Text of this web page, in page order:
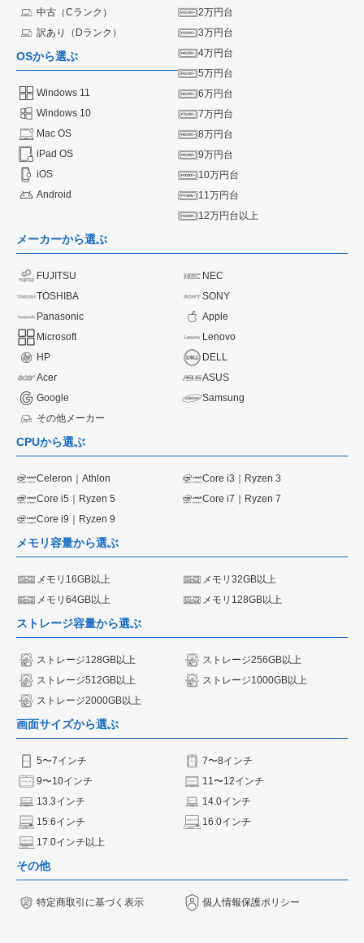
中古（Cランク）
訳あり（Dランク）
OSから選ぶ
Windows 11
Windows 10
Mac OS
iPad OS
iOS
Android
2万円台
3万円台
4万円台
5万円台
6万円台
7万円台
8万円台
9万円台
10万円台
11万円台
12万円台以上
メーカーから選ぶ
FUJITSU
NEC
TOSHIBA
SONY
Panasonic
Apple
Microsoft
Lenovo
HP
DELL
Acer
ASUS
Google
Samsung
その他メーカー
CPUから選ぶ
Celeron｜Athlon
Core i3｜Ryzen 3
Core i5｜Ryzen 5
Core i7｜Ryzen 7
Core i9｜Ryzen 9
メモリ容量から選ぶ
メモリ16GB以上
メモリ32GB以上
メモリ64GB以上
メモリ128GB以上
ストレージ容量から選ぶ
ストレージ128GB以上
ストレージ256GB以上
ストレージ512GB以上
ストレージ1000GB以上
ストレージ2000GB以上
画面サイズから選ぶ
5〜7インチ
7〜8インチ
9〜10インチ
11〜12インチ
13.3インチ
14.0インチ
15.6インチ
16.0インチ
17.0インチ以上
その他
特定商取引に基づく表示 個人情報保護ポリシー